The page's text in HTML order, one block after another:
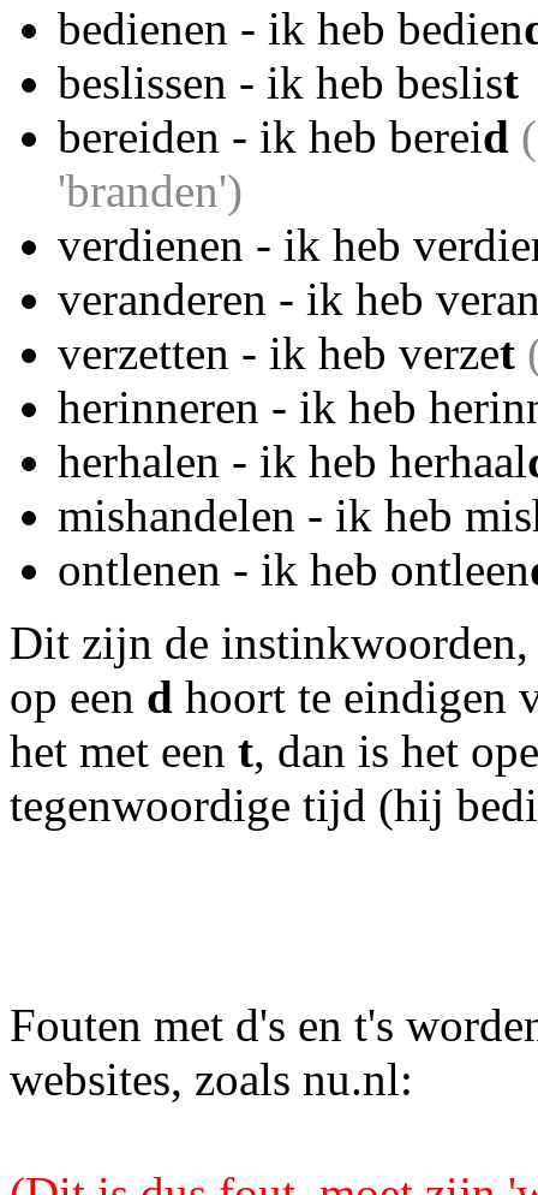
bedienen - ik heb bedien
beslissen - ik heb beslist
bereiden - ik heb bereid
'branden')
verdienen - ik heb
veranderen - ik heb
verzetten - ik heb verzet
herinneren - ik heb
herhalen - ik heb herhaal
mishandelen - ik heb
ontlenen - ik heb ontleen
Dit zijn de
op een d hoort te eindigen
het met een t, dan is het
tegenwoordige tijd (hij
Fouten met d's en t's
websites, zoals nu.nl: